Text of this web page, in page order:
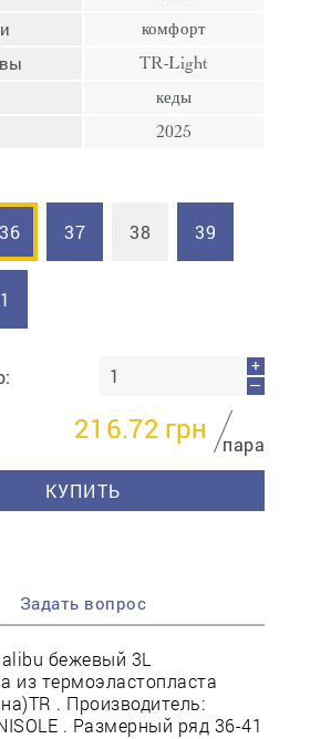
комфорт
TR-Light
кеды
2025
36 37 38 39
+
—
216.72 грн
пара
КУПИТЬ
Задать вопрос
бежевый 3L
из термоэластопласта
. Производитель:
. Размерный ряд 36-41